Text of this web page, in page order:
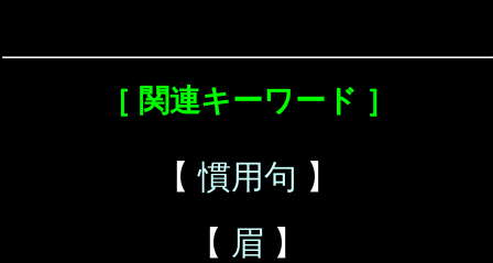
［ 関連キーワード ］
【慣用句 】
【 眉 】